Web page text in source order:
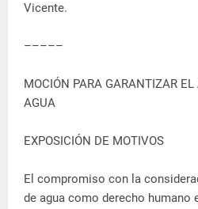
Vicente.
–––––
MOCIÓN PARA GARANTIZAR
AGUA
EXPOSICIÓN DE MOTIVOS
El compromiso con la
de agua como derecho humano